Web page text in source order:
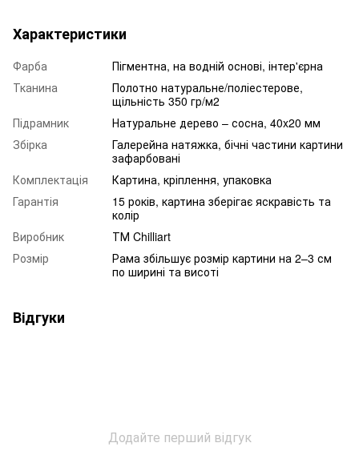
Характеристики
Фарба
Пігментна, на водній основі, інтер'єрна
Тканина
Полотно натуральне/поліестерове,
щільність 350 гр/м2
Підрамник
Натуральне дерево – сосна, 40x20 мм
Збірка
Галерейна натяжка, бічні частини картини
зафарбовані
Комплектація
Картина, кріплення, упаковка
Гарантія
15 років, картина зберігає яскравість та
колір
Виробник
ТМ Chilliart
Розмір
Рама збільшує розмір картини на 2–3 см
по ширині та висоті
Відгуки
Додайте перший відгук